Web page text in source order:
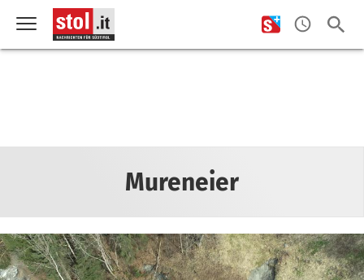
Mureneier